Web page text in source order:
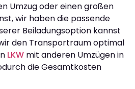
Umzug oder einen großen
wir haben die passende
Beiladungsoption kannst
den Transportraum optimal
LKW mit anderen Umzügen in
die Gesamtkosten